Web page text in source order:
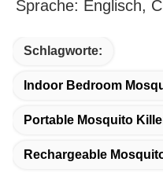
Sprache: Englisch,
Schlagworte:
Indoor Bedroom
Portable Mosquito
Rechargeable